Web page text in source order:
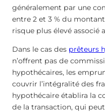
généralement par une
entre 2 et 3 % du
risque plus élevé associé
Dans le cas des prêteurs
n’offrent pas de
hypothécaires, les
couvrir l’intégralité des
hypothécaire établira la
de la transaction, qui